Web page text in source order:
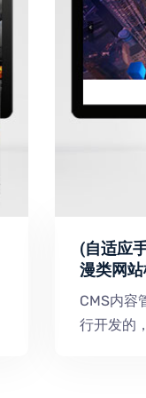
(自适应
漫类网
CMS内容
行开发的